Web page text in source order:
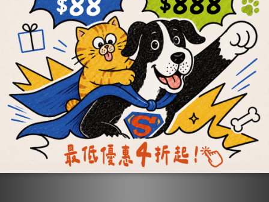
加入購物車 加入購物車
每餐最低22元